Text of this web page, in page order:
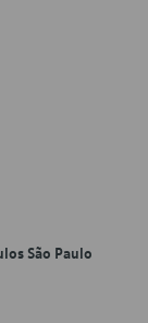
São Paulo